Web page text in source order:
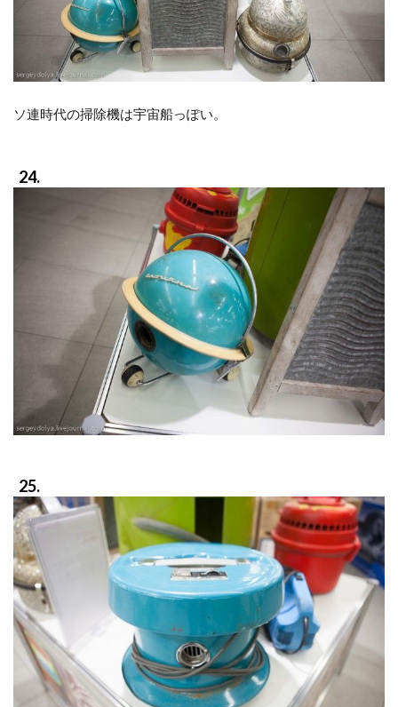
ソ連時代の掃除機は宇宙船っぽい。
24.
25.